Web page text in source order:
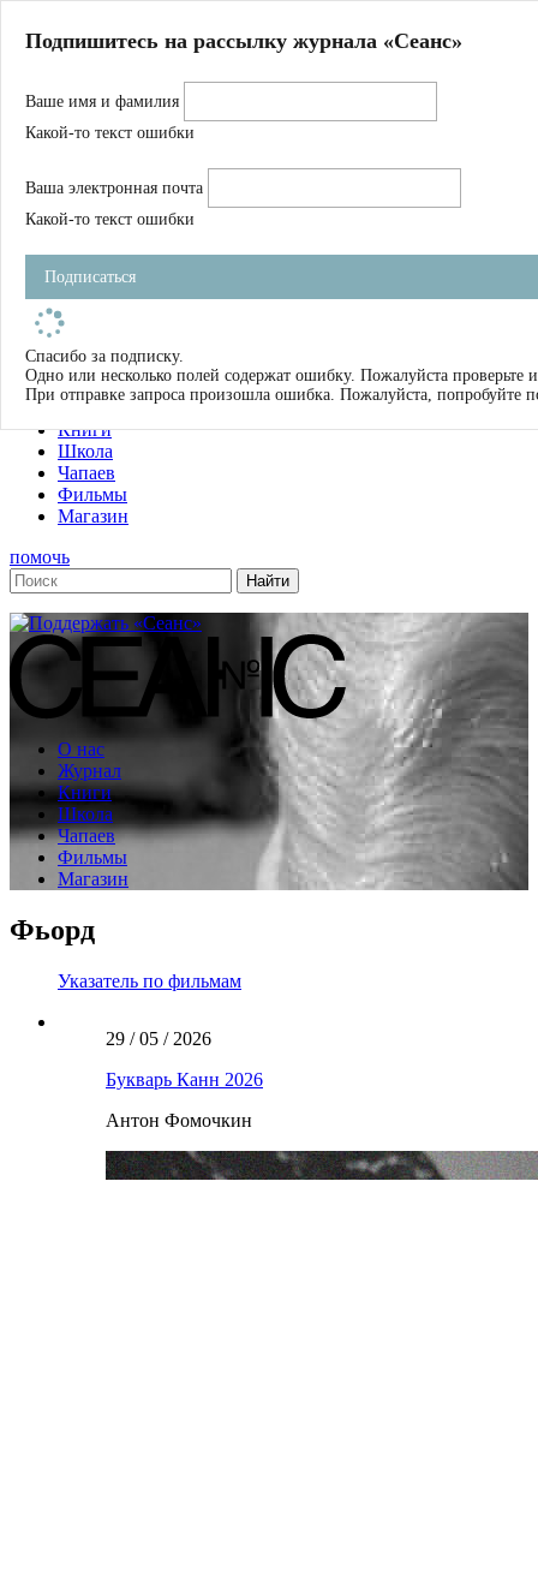
Магазин
Журнал
Школа
Устав
Фильмы
Имена
Тэги
О нас
Журнал
Книги
Школа
Чапаев
Фильмы
Магазин
помочь
О нас
Журнал
Книги
Школа
Чапаев
Фильмы
Магазин
Фьорд
Указатель по фильмам
29 / 05 / 2026
Букварь Канн 2026
Антон Фомочкин
Подпишитесь на рассылку журнала «Сеанс»
Ваше имя и фамилия
Какой-то текст ошибки
Ваша электронная почта
Какой-то текст ошибки
Подписаться
Спасибо за подписку.
Одно или несколько полей содержат ошибку. Пожалуйста проверьте
При отправке запроса произошла ошибка. Пожалуйста, попробуйте